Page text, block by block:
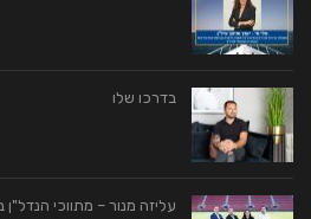
בדרכו שלו
עליזה מנור – מתווכי